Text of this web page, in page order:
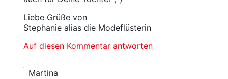
Liebe Grüße von
Stephanie alias die Modeflüsterin
Auf diesen Kommentar antworten
Martina